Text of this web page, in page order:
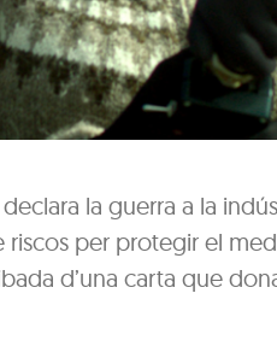
la guerra a la
per protegir el
d’una carta que